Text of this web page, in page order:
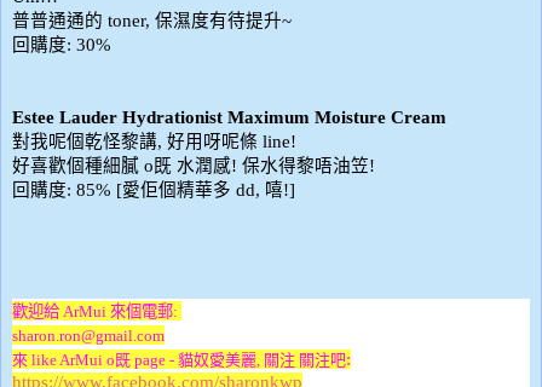
普普通通的 toner, 保濕度有待提升~
回購度: 30%
Estee Lauder Hydrationist Maximum Moisture Cream
對我呢個乾怪黎講, 好用呀呢條 line!
好喜歡個種細膩 o既 水潤感! 保水得黎唔油笠!
回購度: 85% [愛佢個精華多 dd, 嘻!]
歡迎給 ArMui 來個電郵:
sharon.ron@gmail.com
來 like ArMui o既 page - 貓奴愛美麗, 關注 關注吧:
https://www.facebook.com/sharonkwp